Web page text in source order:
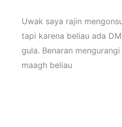
Uwak saya rajin
tapi karena beliau ada
gula. Benaran
maagh beliau